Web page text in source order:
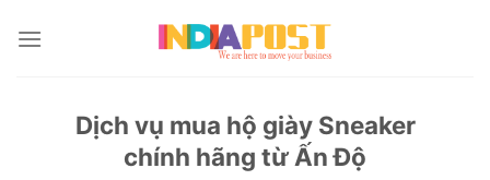
Dịch vụ mua hộ giày Sneaker
chính hãng từ Ấn Độ